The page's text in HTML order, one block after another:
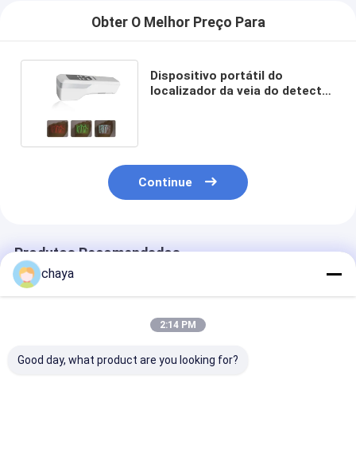
Obter O Melhor Preço Para
Dispositivo portátil do
localizador da veia do detector
Continue
Produtos Recomendados
chaya
2:14 PM
Good day, what product are you looking for?